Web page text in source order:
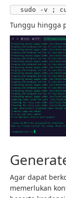
sudo -v ;
Tunggu hingga
Agar dapat
memerlukan